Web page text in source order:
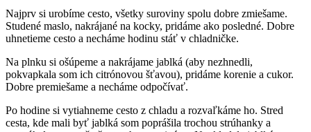
Najprv si urobíme cesto, všetky suroviny spolu dobre zmiešame.
Studené maslo, nakrájané na kocky, pridáme ako posledné. Dobre
uhnetieme cesto a necháme hodinu stáť v chladničke.
Na plnku si ošúpeme a nakrájame jablká (aby nezhnedli,
pokvapkala som ich citrónovou šťavou), pridáme korenie a cukor.
Dobre premiešame a necháme odpočívať.
Po hodine si vytiahneme cesto z chladu a rozvaľkáme ho. Stred
cesta, kde mali byť jablká som poprášila trochou strúhanky a